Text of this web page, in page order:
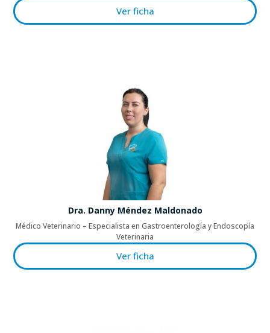
Ver ficha
Dra. Danny Méndez Maldonado
Médico Veterinario – Especialista en Gastroenterología y Endoscopía
Veterinaria
Ver ficha